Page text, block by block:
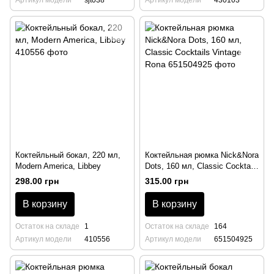
Коктейльный бокал, 220 мл,
Modern America, Libbey
298.00 грн
В корзину
Остаток на складе
1
Артикул модели
410556
Коктейльная рюмка Nick&Nora
Dots, 160 мл, Classic Cocktails
Vintage Rona
315.00 грн
В корзину
Остаток на складе
164
Артикул модели
651504925